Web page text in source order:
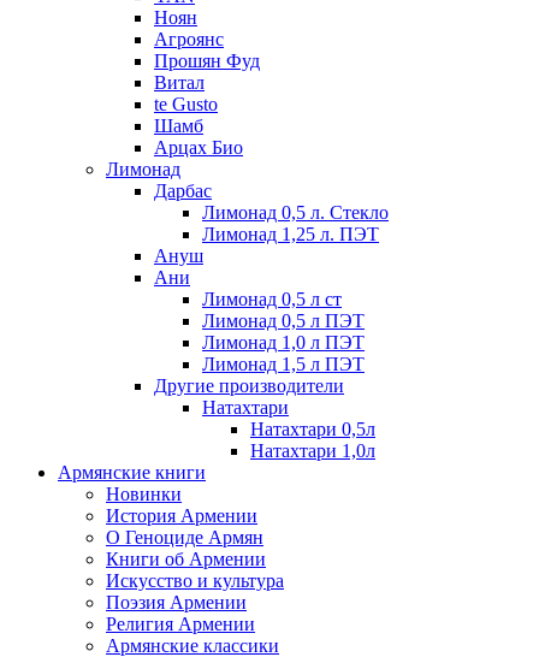
Ноян
Агроянс
Прошян Фуд
Витал
te Gusto
Шамб
Арцах Био
Лимонад
Дарбас
Лимонад 0,5 л. Стекло
Лимонад 1,25 л. ПЭТ
Ануш
Ани
Лимонад 0,5 л ст
Лимонад 0,5 л ПЭТ
Лимонад 1,0 л ПЭТ
Лимонад 1,5 л ПЭТ
Другие производители
Натахтари
Натахтари 0,5л
Натахтари 1,0л
Армянские книги
Новинки
История Армении
О Геноциде Армян
Книги об Армении
Иcкусство и культура
Поэзия Армении
Религия Армении
Армянские классики